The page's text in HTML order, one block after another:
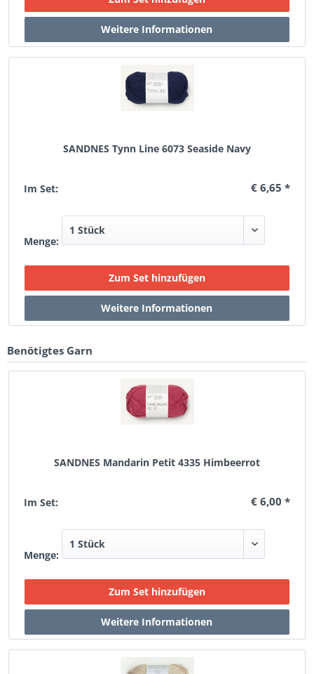
SANDNES Tynn Line 6073 Seaside Navy
Im Set: € 6,65 *
Menge:
Benötigtes Garn
SANDNES Mandarin Petit 4335 Himbeerrot
Im Set: € 6,00 *
Menge: